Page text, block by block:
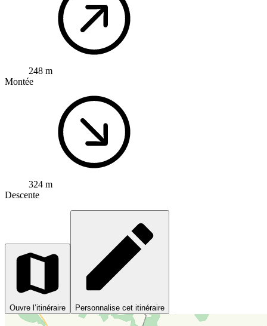
248 m
Montée
324 m
Descente
Ouvre l’itinéraire Personnalise cet itinéraire